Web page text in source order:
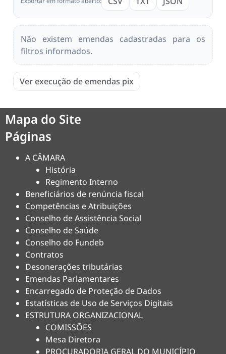
Não existem emendas cadastradas para os
filtros informados.
Ver execução de emendas pix
Mapa do Site
Páginas
A CÂMARA
História
Regimento Interno
Beneficiários de renúncia fiscal
Competências e Atribuições
Conselho de Assistência Social
Conselho de Saúde
Conselho do Fundeb
Contratos
Desonerações tributárias
Emendas Parlamentares
Encarregado de Proteção de Dados
Estatísticas de Uso de Serviços Digitais
ESTRUTURA ORGANIZACIONAL
COMISSÕES
Mesa Diretora
PROCURADORIA GERAL DO MUNICÍPIO